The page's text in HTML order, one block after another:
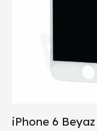
iPhone 6